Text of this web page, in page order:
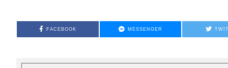
FACEBOOK MESSENGER